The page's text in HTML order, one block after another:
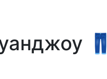
👖